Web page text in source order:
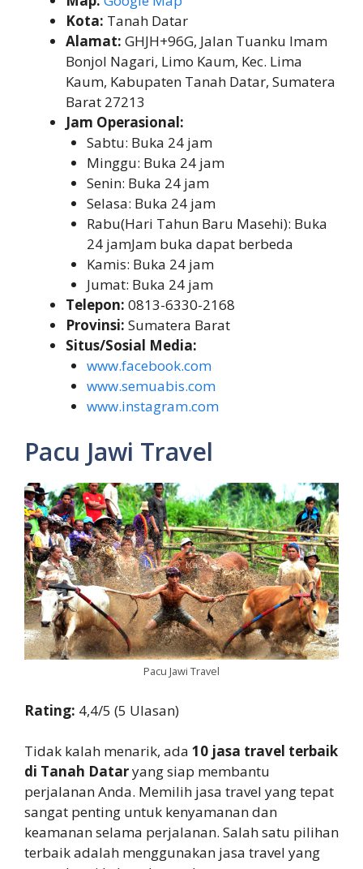
Kota: Tanah Datar
Alamat: GHJH+96G, Jalan Tuanku Imam
Bonjol Nagari, Limo Kaum, Kec. Lima
Kaum, Kabupaten Tanah Datar, Sumatera
Barat 27213
Jam Operasional:
Sabtu: Buka 24 jam
Minggu: Buka 24 jam
Senin: Buka 24 jam
Selasa: Buka 24 jam
Rabu(Hari Tahun Baru Masehi): Buka
24 jamJam buka dapat berbeda
Kamis: Buka 24 jam
Jumat: Buka 24 jam
Telepon: 0813-6330-2168
Provinsi: Sumatera Barat
Situs/Sosial Media:
www.facebook.com
www.semuabis.com
www.instagram.com
Pacu Jawi Travel
Pacu Jawi Travel
Rating: 4,4/5 (5 Ulasan)
Tidak kalah menarik, ada 10 jasa travel terbaik
di Tanah Dataryang siap membantu
perjalanan Anda. Memilih jasa travel yang tepat
sangat penting untuk kenyamanan dan
keamanan selama perjalanan. Salah satu pilihan
terbaik adalah menggunakan jasa travel yang